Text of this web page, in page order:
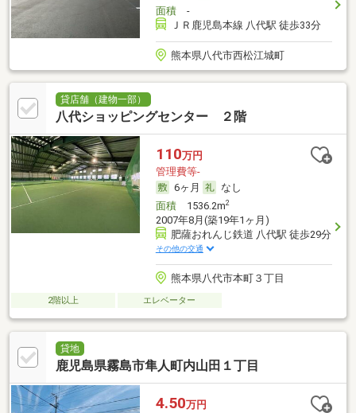
面積-
ＪＲ鹿児島本線 八代駅 徒歩33分
熊本県八代市西松江城町
貸店舗（建物一部）
八代ショッピングセンター ２階
110万円
管理費等-
6ヶ月
なし
面積1536.2m2
2007年8月(築19年1ヶ月)
肥薩おれんじ鉄道 八代駅 徒歩29分
その他の交通
熊本県八代市本町３丁目
2階以上 エレベーター
貸地
鹿児島県霧島市隼人町内山田１丁目
4.50万円